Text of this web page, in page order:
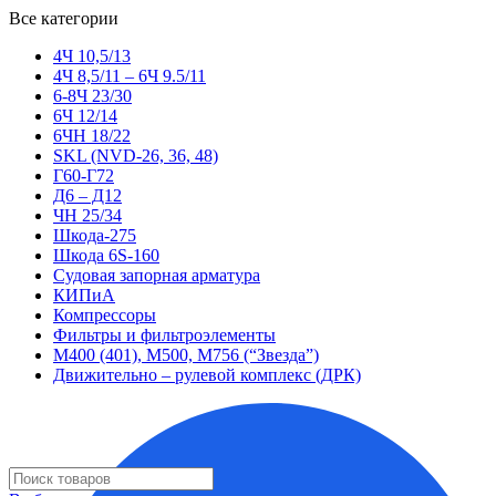
Все категории
4Ч 10,5/13
4Ч 8,5/11 – 6Ч 9.5/11
6-8Ч 23/30
6Ч 12/14
6ЧН 18/22
SKL (NVD-26, 36, 48)
Г60-Г72
Д6 – Д12
ЧН 25/34
Шкода-275
Шкода 6S-160
Судовая запорная арматура
КИПиА
Компрессоры
Фильтры и фильтроэлементы
М400 (401), М500, М756 (“Звезда”)
Движительно – рулевой комплекс (ДРК)